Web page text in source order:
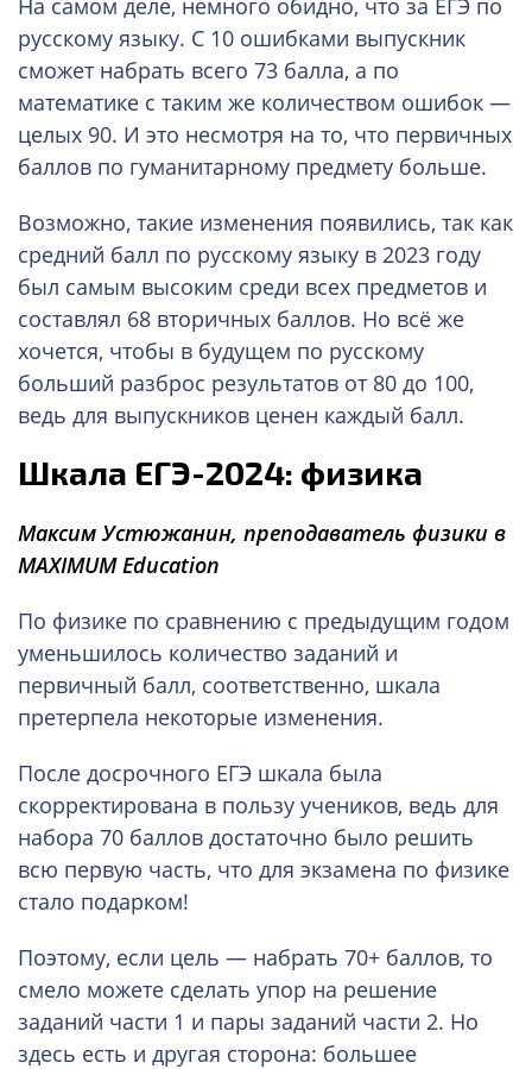
На самом деле, немного обидно, что за ЕГЭ по
русскому языку. С 10 ошибками выпускник
сможет набрать всего 73 балла, а по
математике с таким же количеством ошибок —
целых 90. И это несмотря на то, что первичных
баллов по гуманитарному предмету больше.
Возможно, такие изменения появились, так как
средний балл по русскому языку в 2023 году
был самым высоким среди всех предметов и
составлял 68 вторичных баллов. Но всё же
хочется, чтобы в будущем по русскому
больший разброс результатов от 80 до 100,
ведь для выпускников ценен каждый балл.
Шкала ЕГЭ-2024: физика
Максим Устюжанин, преподаватель физики в
MAXIMUM Education
По физике по сравнению с предыдущим годом
уменьшилось количество заданий и
первичный балл, соответственно, шкала
претерпела некоторые изменения.
После досрочного ЕГЭ шкала была
скорректирована в пользу учеников, ведь для
набора 70 баллов достаточно было решить
всю первую часть, что для экзамена по физике
стало подарком!
Поэтому, если цель — набрать 70+ баллов, то
смело можете сделать упор на решение
заданий части 1 и пары заданий части 2. Но
здесь есть и другая сторона: большее